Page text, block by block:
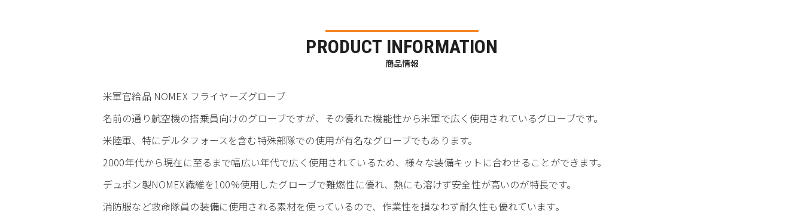
PRODUCT INFORMATION
商品情報
米軍官給品 NOMEX フライヤーズグローブ
名前の通り航空機の搭乗員向けのグローブですが、その優れた機能性から米軍で広く使用されているグローブです。
米陸軍、特にデルタフォースを含む特殊部隊での使用が有名なグローブでもあります。
2000年代から現在に至るまで幅広い年代で広く使用されているため、様々な装備キットに合わせることができます。
デュポン製NOMEX繊維を100%使用したグローブで難燃性に優れ、熱にも溶けず安全性が高いのが特長です。
消防服など救命隊員の装備に使用される素材を使っているので、作業性を損なわず耐久性も優れています。